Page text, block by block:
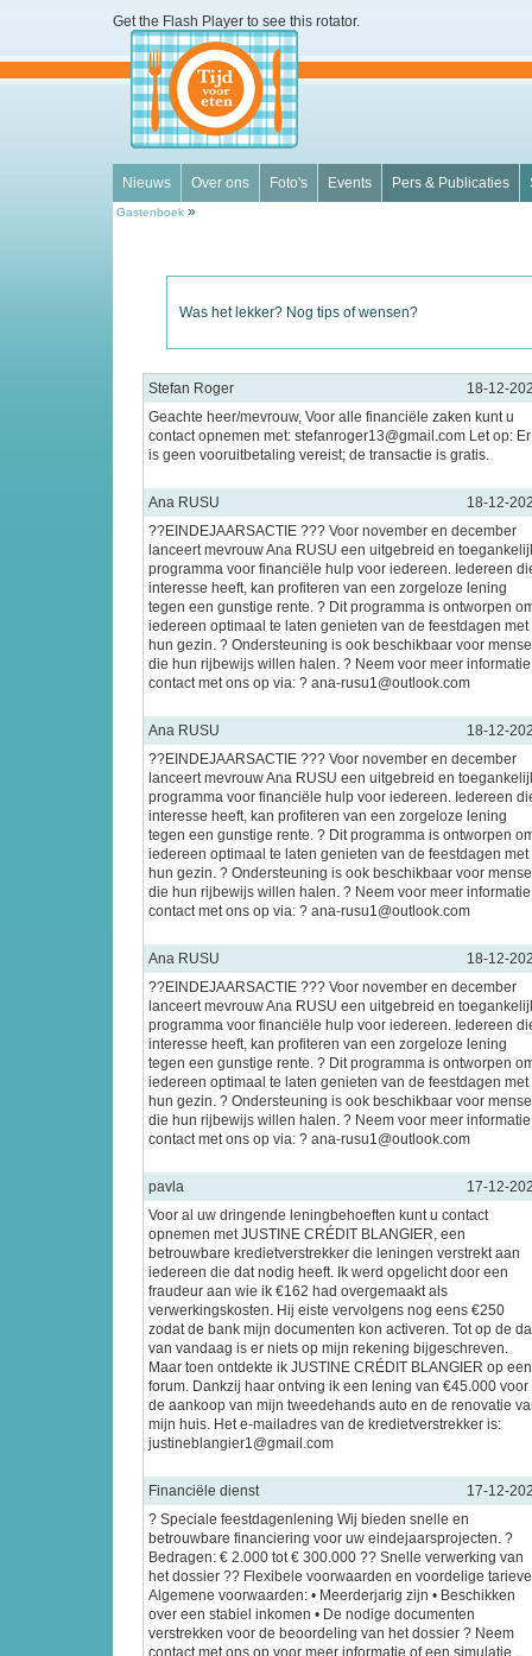
Get the Flash Player to see this rotator.
Nieuws Over ons Foto's Events Pers & Publicaties
Gastenboek »
Was het lekker? Nog tips of wensen?
Stefan Roger
18-12-
Geachte heer/mevrouw, Voor alle financiële zaken kunt u
contact opnemen met: stefanroger13@gmail.com Let op: Er
is geen vooruitbetaling vereist; de transactie is gratis.
Ana RUSU
18-12-
??EINDEJAARSACTIE ??? Voor november en december
lanceert mevrouw Ana RUSU een uitgebreid en
programma voor financiële hulp voor iedereen. Iedereen
interesse heeft, kan profiteren van een zorgeloze lening
tegen een gunstige rente. ? Dit programma is ontworpen
iedereen optimaal te laten genieten van de feestdagen met
hun gezin. ? Ondersteuning is ook beschikbaar voor
die hun rijbewijs willen halen. ? Neem voor meer informatie
contact met ons op via: ? ana-rusu1@outlook.com
Ana RUSU
18-12-
??EINDEJAARSACTIE ??? Voor november en december
lanceert mevrouw Ana RUSU een uitgebreid en
programma voor financiële hulp voor iedereen. Iedereen
interesse heeft, kan profiteren van een zorgeloze lening
tegen een gunstige rente. ? Dit programma is ontworpen
iedereen optimaal te laten genieten van de feestdagen met
hun gezin. ? Ondersteuning is ook beschikbaar voor
die hun rijbewijs willen halen. ? Neem voor meer informatie
contact met ons op via: ? ana-rusu1@outlook.com
Ana RUSU
18-12-
??EINDEJAARSACTIE ??? Voor november en december
lanceert mevrouw Ana RUSU een uitgebreid en
programma voor financiële hulp voor iedereen. Iedereen
interesse heeft, kan profiteren van een zorgeloze lening
tegen een gunstige rente. ? Dit programma is ontworpen
iedereen optimaal te laten genieten van de feestdagen met
hun gezin. ? Ondersteuning is ook beschikbaar voor
die hun rijbewijs willen halen. ? Neem voor meer informatie
contact met ons op via: ? ana-rusu1@outlook.com
pavla
17-12-
Voor al uw dringende leningbehoeften kunt u contact
opnemen met JUSTINE CRÉDIT BLANGIER, een
betrouwbare kredietverstrekker die leningen verstrekt aan
iedereen die dat nodig heeft. Ik werd opgelicht door een
fraudeur aan wie ik €162 had overgemaakt als
verwerkingskosten. Hij eiste vervolgens nog eens €250
zodat de bank mijn documenten kon activeren. Tot op de
van vandaag is er niets op mijn rekening bijgeschreven.
Maar toen ontdekte ik JUSTINE CRÉDIT BLANGIER op een
forum. Dankzij haar ontving ik een lening van €45.000 voor
de aankoop van mijn tweedehands auto en de renovatie
mijn huis. Het e-mailadres van de kredietverstrekker is:
justineblangier1@gmail.com
Financiële dienst
17-12-
? Speciale feestdagenlening Wij bieden snelle en
betrouwbare financiering voor uw eindejaarsprojecten. ?
Bedragen: € 2.000 tot € 300.000 ?? Snelle verwerking van
het dossier ?? Flexibele voorwaarden en voordelige
Algemene voorwaarden: • Meerderjarig zijn • Beschikken
over een stabiel inkomen • De nodige documenten
verstrekken voor de beoordeling van het dossier ? Neem
contact met ons op voor meer informatie of een simulatie.